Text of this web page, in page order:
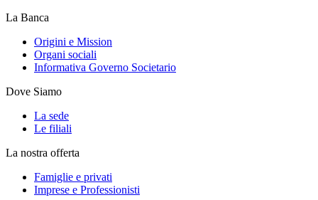
La Banca
Origini e Mission
Organi sociali
Informativa Governo Societario
Dove Siamo
La sede
Le filiali
La nostra offerta
Famiglie e privati
Imprese e Professionisti